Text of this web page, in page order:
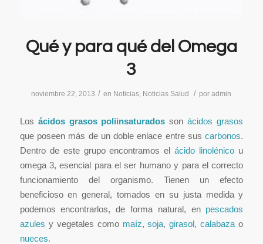
Qué y para qué del Omega
3
noviembre 22, 2013 / en Noticias, Noticias Salud / poradmin
Los ácidos grasos poliinsaturadossonácidos grasos
que poseen más de un doble enlace entre suscarbonos.
Dentro de este grupo encontramos elácido linolénico u
omega 3, esencial para el ser humano y para el correcto
funcionamiento del organismo. Tienen un efecto
beneficioso en general, tomados en su justa medida y
podemos encontrarlos, de forma natural, en pescados
azules y vegetales como maíz,soja,girasol,calabaza o
nueces.